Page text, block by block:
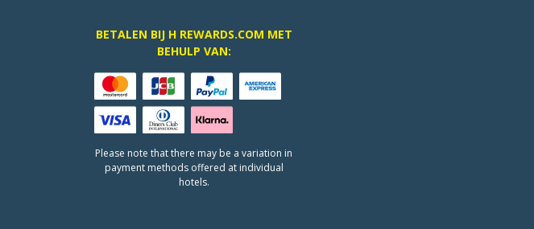
BETALEN BIJ H REWARDS.COM MET
BEHULP VAN:
Please note that there may be a variation in
payment methods offered at individual
hotels.